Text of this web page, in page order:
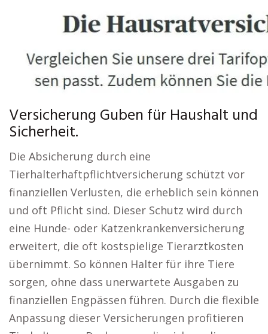
Versicherung Guben für Haushalt und
Sicherheit.
Die Absicherung durch eine
Tierhalterhaftpflichtversicherung schützt vor
finanziellen Verlusten, die erheblich sein können
und oft Pflicht sind. Dieser Schutz wird durch
eine Hunde- oder Katzenkrankenversicherung
erweitert, die oft kostspielige Tierarztkosten
übernimmt. So können Halter für ihre Tiere
sorgen, ohne dass unerwartete Ausgaben zu
finanziellen Engpässen führen. Durch die flexible
Anpassung dieser Versicherungen profitieren